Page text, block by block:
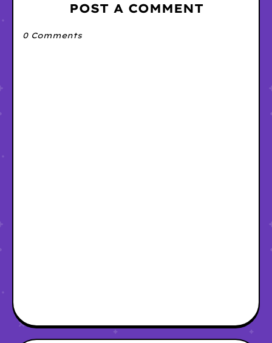
POST A COMMENT
0 Comments